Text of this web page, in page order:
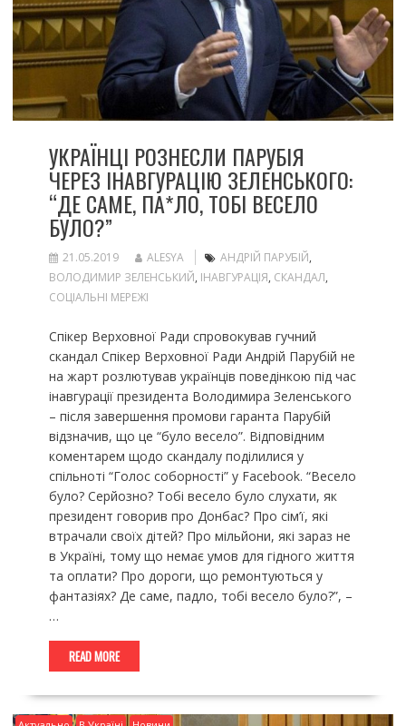
УКРАЇНЦІ РОЗНЕСЛИ ПАРУБІЯ
ЧЕРЕЗ ІНАВГУРАЦІЮ ЗЕЛЕНСЬКОГО:
“ДЕ САМЕ, ПА*ЛО, ТОБІ ВЕСЕЛО
БУЛО?”
21.05.2019 ALESYA АНДРІЙ ПАРУБІЙ,
ВОЛОДИМИР ЗЕЛЕНСЬКИЙ, ІНАВГУРАЦІЯ, СКАНДАЛ,
СОЦІАЛЬНІ МЕРЕЖІ
Спікер Верховної Ради спровокував гучний
скандал Спікер Верховної Ради Андрій Парубій не
на жарт розлютував українців поведінкою під час
інавгурації президента Володимира Зеленського
– після завершення промови гаранта Парубій
відзначив, що це “було весело”. Відповідним
коментарем щодо скандалу поділилися у
спільноті “Голос соборності” у Facebook. “Весело
було? Серйозно? Тобі весело було слухати, як
президент говорив про Донбас? Про сім’ї, які
втрачали своїх дітей? Про мільйони, які зараз не
в Україні, тому що немає умов для гідного життя
та оплати? Про дороги, що ремонтуються у
фантазіях? Де саме, падло, тобі весело було?”, –
…
READ MORE